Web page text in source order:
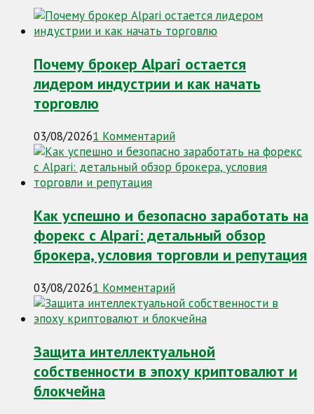
Почему брокер Alpari остается
лидером индустрии и как начать
торговлю
03/08/20261 Комментарий
Как успешно и безопасно заработать на
форекс с Alpari: детальный обзор
брокера, условия торговли и репутация
03/08/20261 Комментарий
Защита интеллектуальной
собственности в эпоху криптовалют и
блокчейна